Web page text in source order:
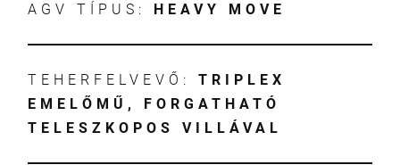
AGV TÍPUS: HEAVY MOVE
TEHERFELVEVŐ: TRIPLEX
EMELŐMŰ, FORGATHATÓ
TELESZKOPOS VILLÁVAL